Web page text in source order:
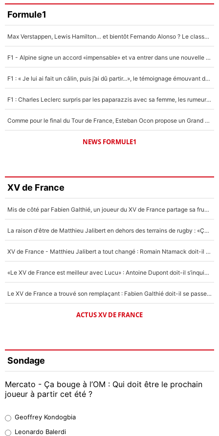
Formule1
Max Verstappen, Lewis Hamilton… et bientôt Fernando Alonso ? Le classement des pilotes les mieux payés en Formule 1 risque de changer !
F1 - Alpine signe un accord «impensable» et va entrer dans une nouvelle dimension : Grande nouvelle pour Pierre Gasly !
F1 : « Je lui ai fait un câlin, puis j’ai dû partir...», le témoignage émouvant de Max Verstappen sur sa fille
F1 : Charles Leclerc surpris par les paparazzis avec sa femme, les rumeurs étaient vraies !
Comme pour le final du Tour de France, Esteban Ocon propose un Grand Prix de Formule 1 à Paris : «Autour de l’Arc de Triomphe, ce serait génial» !
NEWS FORMULE1
XV de France
Mis de côté par Fabien Galthié, un joueur du XV de France partage sa frustration : «ils ne me l’ont pas dit tout de suite»
La raison d'être de Matthieu Jalibert en dehors des terrains de rugby : «Ça m'atteint autant que si tu touches à un membre de ma famille»
XV de France - Matthieu Jalibert a tout changé : Romain Ntamack doit-il s’inquiéter pour sa place à un an de la Coupe du monde ?
«Le XV de France est meilleur avec Lucu» : Antoine Dupont doit-il s’inquiéter pour sa place ?
Le XV de France a trouvé son remplaçant : Fabien Galthié doit-il se passer d'Antoine Dupont ?
ACTUS XV DE FRANCE
Sondage
Mercato - Ça bouge à l’OM : Qui doit être le prochain
joueur à partir cet été ?
38%
Geoffrey Kondogbia
Leonardo Balerdi